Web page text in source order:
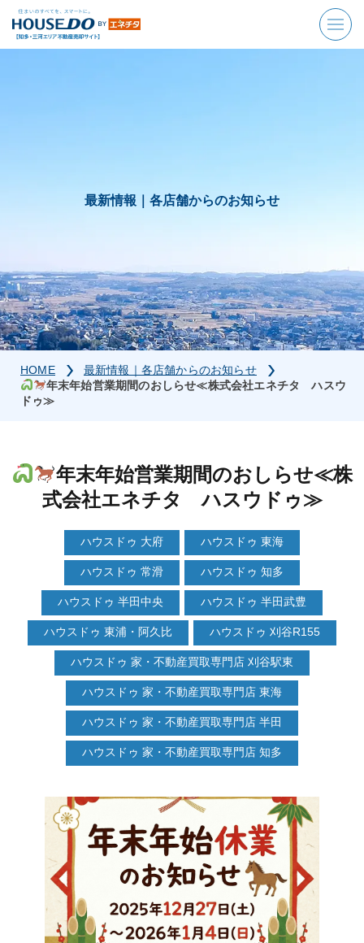
最新情報｜ 各店舗からのお知らせ
HOME
最新情報｜各店舗からのお知らせ
年末年始営業期間のおしらせ≪株式会社エネチタ ハスウ
ドゥ≫
年末年始営業期間のおしらせ≪株
式会社エネチタ ハスウドゥ≫
ハウスドゥ 大府 ハウスドゥ 東海
ハウスドゥ 常滑 ハウスドゥ 知多
ハウスドゥ 半田中央 ハウスドゥ 半田武豊
ハウスドゥ 東浦・阿久比 ハウスドゥ 刈谷R155
ハウスドゥ 家・不動産買取専門店 刈谷駅東
ハウスドゥ 家・不動産買取専門店 東海
ハウスドゥ 家・不動産買取専門店 半田
ハウスドゥ 家・不動産買取専門店 知多